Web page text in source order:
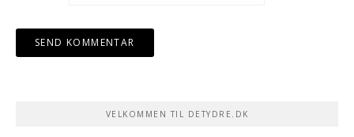
VELKOMMEN TIL DETYDRE.DK